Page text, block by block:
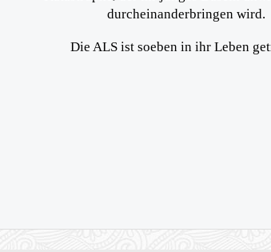
durcheinanderbringen wird.
Die ALS ist soeben in ihr Leben